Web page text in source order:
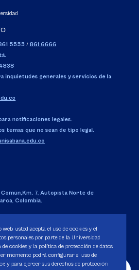
5555 / 861 6666
inquietudes generales y servicios de la
notificaciones legales.
temas que no sean de tipo legal.
Km. 7, Autopista Norte de
Colombia.
130 del 14 de enero de 1980.
usted acepta el uso de cookies y el
personales por parte de la Universidad
cookies y la política de protección de datos
momento podrá configurar el uso de
y para ejercer sus derechos de protección